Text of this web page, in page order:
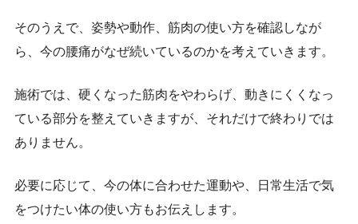
そのうえで、姿勢や動作、筋肉の使い方を確認しなが
ら、今の腰痛がなぜ続いているのかを考えていきます。
施術では、硬くなった筋肉をやわらげ、動きにくくなっ
ている部分を整えていきますが、それだけで終わりでは
ありません。
必要に応じて、今の体に合わせた運動や、日常生活で気
をつけたい体の使い方もお伝えします。